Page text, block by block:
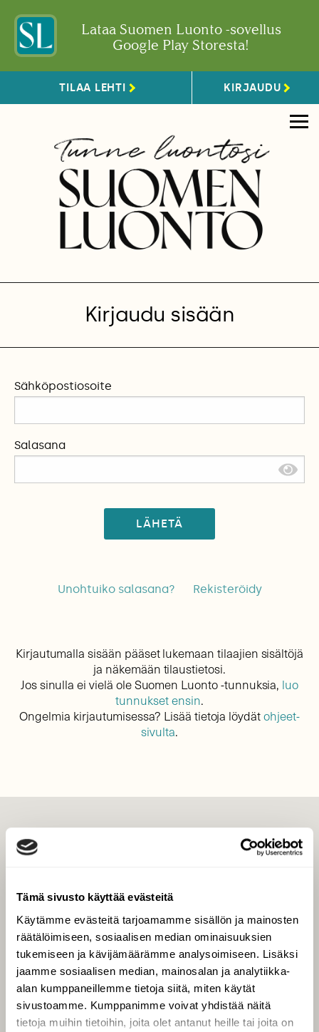
Tämä sivusto käyttää evästeitä
Käytämme evästeitä tarjoamamme sisällön ja mainosten
räätälöimiseen, sosiaalisen median ominaisuuksien
tukemiseen ja kävijämäärämme analysoimiseen. Lisäksi
jaamme sosiaalisen median, mainosalan ja analytiikka-
alan kumppaneillemme tietoja siitä, miten käytät
sivustoamme. Kumppanimme voivat yhdistää näitä
tietoja muihin tietoihin, joita olet antanut heille tai joita on
Lataa Suomen Luonto -sovellus
Google Play Storesta!
TILAA LEHTI KIRJAUDU
Kirjaudu sisään
Sähköpostiosoite
Salasana
LÄHETÄ
Unohtuiko salasana? Rekisteröidy
Kirjautumalla sisään pääset lukemaan tilaajien sisältöjä
ja näkemään tilaustietosi.
Jos sinulla ei vielä ole Suomen Luonto -tunnuksia, luo
tunnukset ensin.
Ongelmia kirjautumisessa? Lisää tietoja löydätohjeet-
sivulta.
Tilaa digilukuoikeus
Äänestä parasta juttua
Tilaa uutiskirje
SUOMEN LUONNON­
SUOJELU­LIITTO